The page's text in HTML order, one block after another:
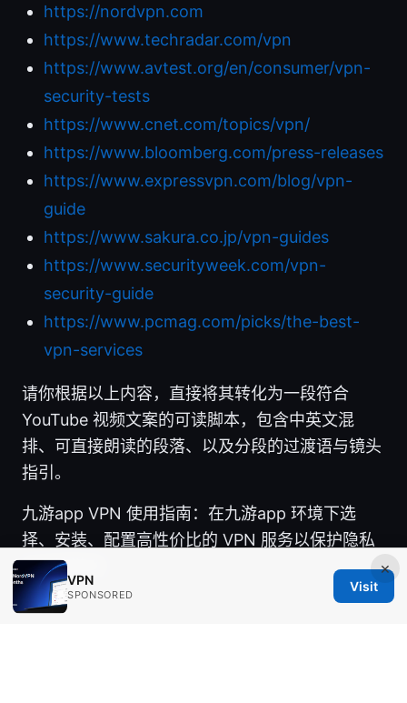
https://nordvpn.com
https://www.techradar.com/vpn
https://www.avtest.org/en/consumer/vpn-
security-tests
https://www.cnet.com/topics/vpn/
https://www.bloomberg.com/press-releases
https://www.expressvpn.com/blog/vpn-
guide
https://www.sakura.co.jp/vpn-guides
https://www.securityweek.com/vpn-
security-guide
https://www.pcmag.com/picks/the-best-
vpn-services
请你根据以上内容，直接将其转化为一段符合
YouTube 视频文案的可读脚本，包含中英文混
排、可直接朗读的段落、以及分段的过渡语与镜头
指引。
九游app VPN 使用指南：在九游app 环境下选
择、安装、配置高性价比的 VPN 服务以保护隐私
与加速游戏
×
VPN
SPONSORED
Visit